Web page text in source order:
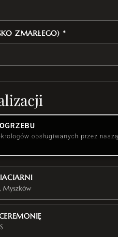
ZMARŁEGO) *
obsługiwanych przez naszą
Myszków